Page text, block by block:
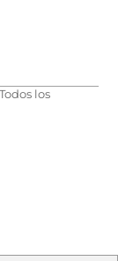
los